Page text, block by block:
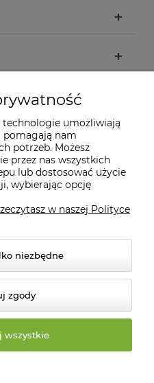
prawa zastrzeżone.
umożliwiają
pomagają nam
potrzeb. Możesz
przez nas wszystkich
lub dostosować użycie
wybierając opcję
w naszej Polityce
niezbędne
zgody
wszystkie